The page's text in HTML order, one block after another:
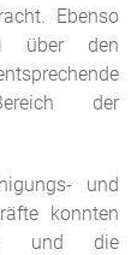
Ebenso
über den
der
und
konnten
und die